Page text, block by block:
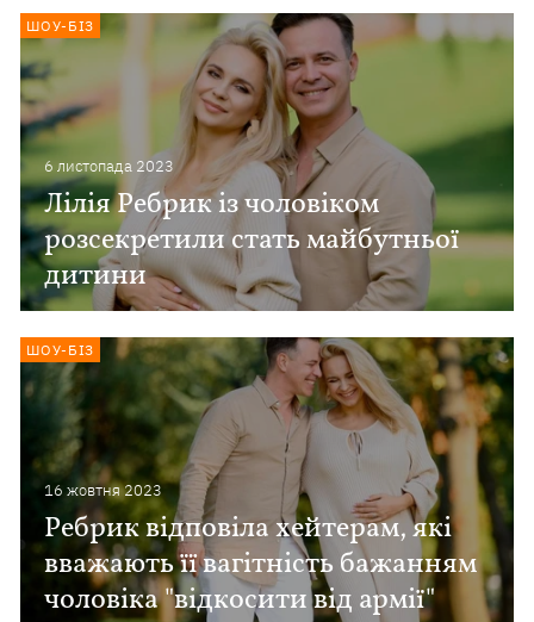
6 листопада 2023
Лілія Ребрик із чоловіком
розсекретили стать майбутньої
дитини
ШОУ-БІЗ
16 жовтня 2023
Ребрик відповіла хейтерам, які
вважають її вагітність бажанням
чоловіка "відкосити від армії"
ШОУ-БІЗ